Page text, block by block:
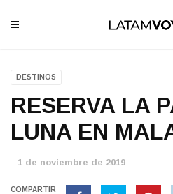
DESTINOS
RESERVA LA
LUNA EN
1 de noviembre de 2019
COMPARTIR